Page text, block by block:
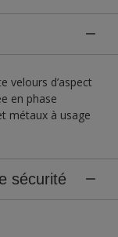
velours d’aspect
en phase
métaux à usage
sécurité